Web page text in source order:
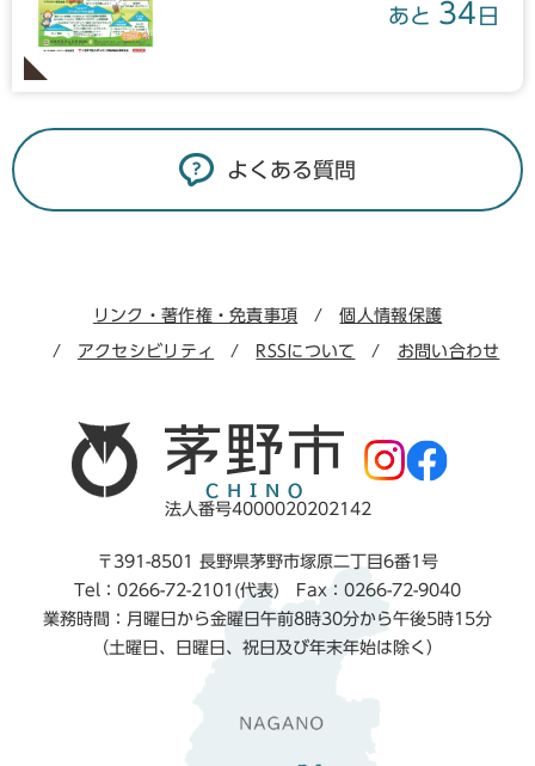
あと 34 日
よくある質問
リンク・著作権・免責事項 個人情報保護
アクセシビリティ RSSについて お問い合わせ
法人番号4000020202142
〒391-8501 長野県茅野市塚原二丁目6番1号
Tel：0266-72-2101(代表) Fax：0266-72-9040
業務時間：月曜日から金曜日午前8時30分から午後5時15分
（土曜日、日曜日、祝日及び年末年始は除く）